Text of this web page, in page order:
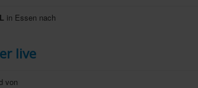
in Essen nach
live
von